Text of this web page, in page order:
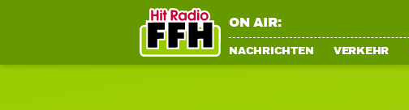
ON AIR:
NACHRICHTEN VERKEHR